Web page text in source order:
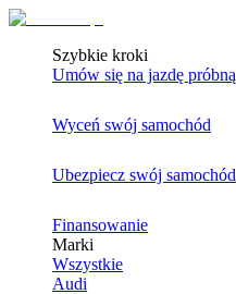
Szybkie kroki
Umów się na jazdę próbną
Wyceń swój samochód
Ubezpiecz swój samochód
Finansowanie
Marki
Wszystkie
Audi